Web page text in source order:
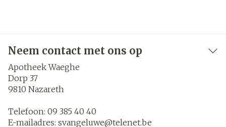
Neem contact met ons op
Apotheek Waeghe
Dorp 37
9810 Nazareth
Telefoon: 09 385 40 40
E-mailadres: svangeluwe@telenet.be